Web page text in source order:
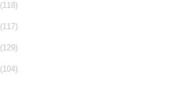
(118)
(117)
(129)
(104)